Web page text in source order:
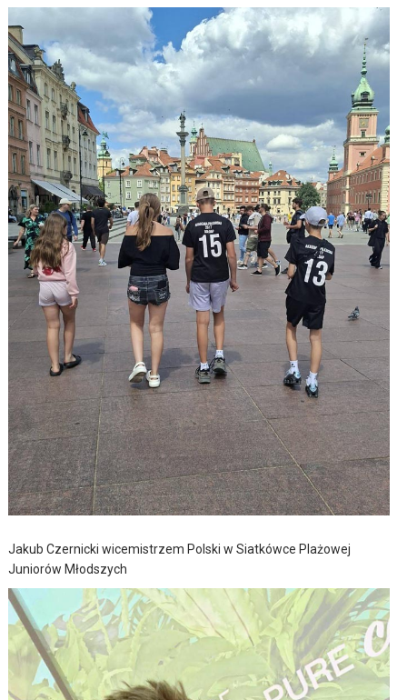
Jakub Czernicki wicemistrzem Polski w Siatkówce Plażowej
Juniorów Młodszych